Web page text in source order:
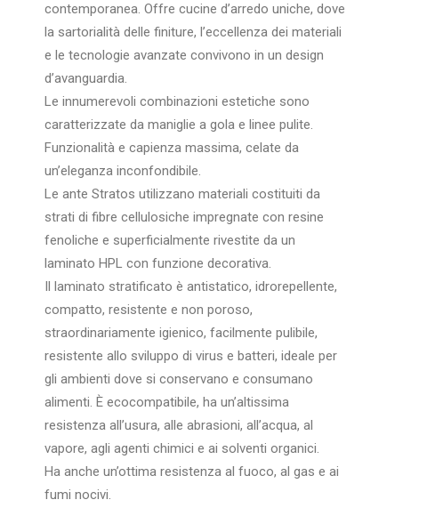
contemporanea. Offre cucine d’arredo uniche, dove
la sartorialità delle finiture, l’eccellenza dei materiali
e le tecnologie avanzate convivono in un design
d’avanguardia.
Le innumerevoli combinazioni estetiche sono
caratterizzate da maniglie a gola e linee pulite.
Funzionalità e capienza massima, celate da
un’eleganza inconfondibile.
Le ante Stratos utilizzano materiali costituiti da
strati di fibre cellulosiche impregnate con resine
fenoliche e superficialmente rivestite da un
laminato HPL con funzione decorativa.
Il laminato stratificato è antistatico, idrorepellente,
compatto, resistente e non poroso,
straordinariamente igienico, facilmente pulibile,
resistente allo sviluppo di virus e batteri, ideale per
gli ambienti dove si conservano e consumano
alimenti. È ecocompatibile, ha un’altissima
resistenza all’usura, alle abrasioni, all’acqua, al
vapore, agli agenti chimici e ai solventi organici.
Ha anche un’ottima resistenza al fuoco, al gas e ai
fumi nocivi.